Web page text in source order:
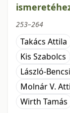
253–264
Takács Attila
Kis Szabolcs
László-
Molnár V.
Wirth Tamás